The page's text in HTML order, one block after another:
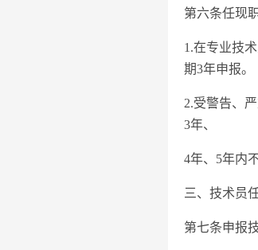
第六条任现
1.在专业技
期3年申报。
2.受警告、
3年、
4年、5年内
三、技术员
第七条申报